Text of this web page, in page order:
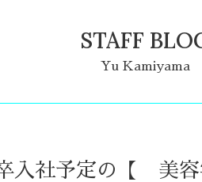
STAFF
Yu Kamiyama
社予定の【 美容